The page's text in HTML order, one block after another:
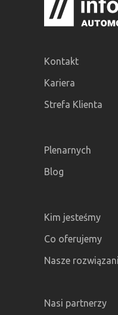
Kontakt
Kariera
Strefa Klienta
Plenarnych
Blog
Kim jesteśmy
Co oferujemy
Nasze
Nasi partnerzy